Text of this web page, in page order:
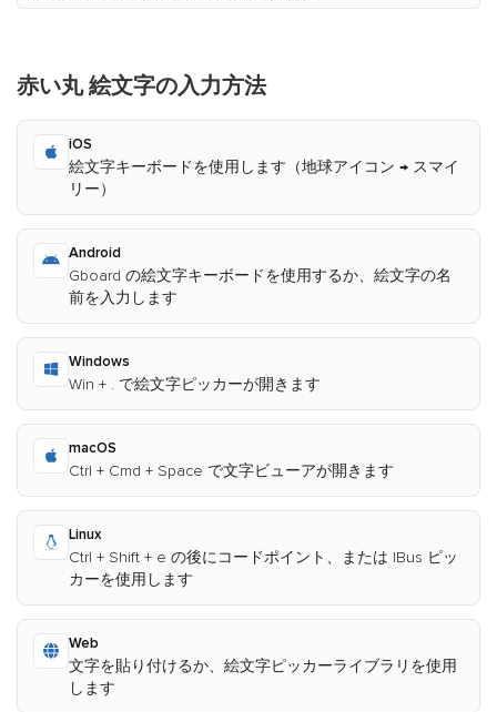
赤い丸 絵文字の入力方法
iOS
絵文字キーボードを使用します（地球アイコン → スマイ
リー）
Android
Gboard の絵文字キーボードを使用するか、絵文字の名
前を入力します
Windows
Win + . で絵文字ピッカーが開きます
macOS
Ctrl + Cmd + Space で文字ビューアが開きます
Linux
Ctrl + Shift + e の後にコードポイント、または IBus ピッ
カーを使用します
Web
文字を貼り付けるか、絵文字ピッカーライブラリを使用
します